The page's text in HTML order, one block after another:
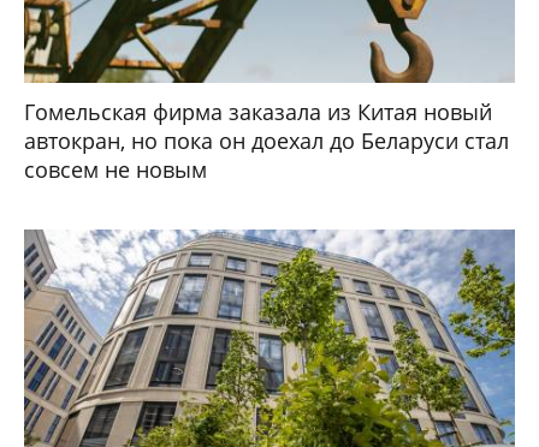
Гомельская фирма заказала из Китая новый
автокран, но пока он доехал до Беларуси стал
совсем не новым